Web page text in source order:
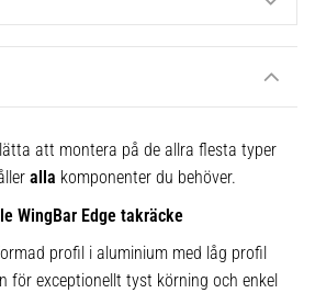
att montera på de allra flesta typer
alla komponenter du behöver.
WingBar Edge takräcke
profil i aluminium med låg profil
för exceptionellt tyst körning och enkel